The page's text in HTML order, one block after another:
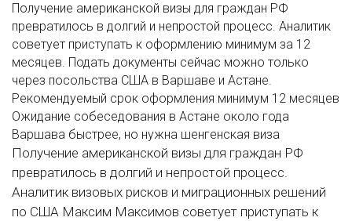
Получение американской визы для граждан РФ
превратилось в долгий и непростой процесс. Аналитик
советует приступать к оформлению минимум за 12
месяцев. Подать документы сейчас можно только
через посольства США в Варшаве и Астане.
Рекомендуемый срок оформления минимум 12 месяцев
Ожидание собеседования в Астане около года
Варшава быстрее, но нужна шенгенская виза
Получение американской визы для граждан РФ
превратилось в долгий и непростой процесс.
Аналитик визовых рисков и миграционных решений
по США Максим Максимов советует приступать к